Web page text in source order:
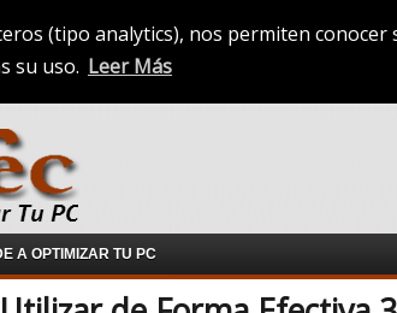
(tipo analytics), nos permiten
su uso. Leer Más
A OPTIMIZAR TU PC